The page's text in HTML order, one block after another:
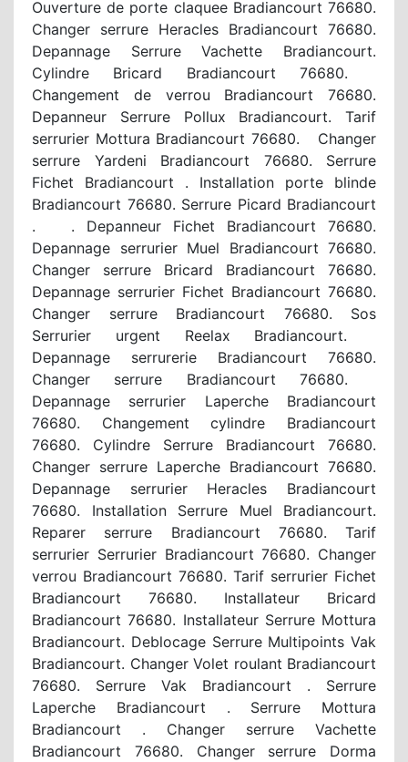
Ouverture de porte claquee Bradiancourt 76680.
Changer serrure Heracles Bradiancourt 76680.
Depannage Serrure Vachette Bradiancourt.
Cylindre Bricard Bradiancourt 76680.
Changement de verrou Bradiancourt 76680.
Depanneur Serrure Pollux Bradiancourt. Tarif
serrurier Mottura Bradiancourt 76680. Changer
serrure Yardeni Bradiancourt 76680. Serrure
Fichet Bradiancourt . Installation porte blinde
Bradiancourt 76680. Serrure Picard Bradiancourt
. . Depanneur Fichet Bradiancourt 76680.
Depannage serrurier Muel Bradiancourt 76680.
Changer serrure Bricard Bradiancourt 76680.
Depannage serrurier Fichet Bradiancourt 76680.
Changer serrure Bradiancourt 76680. Sos
Serrurier urgent Reelax Bradiancourt.
Depannage serrurerie Bradiancourt 76680.
Changer serrure Bradiancourt 76680.
Depannage serrurier Laperche Bradiancourt
76680. Changement cylindre Bradiancourt
76680. Cylindre Serrure Bradiancourt 76680.
Changer serrure Laperche Bradiancourt 76680.
Depannage serrurier Heracles Bradiancourt
76680. Installation Serrure Muel Bradiancourt.
Reparer serrure Bradiancourt 76680. Tarif
serrurier Serrurier Bradiancourt 76680. Changer
verrou Bradiancourt 76680. Tarif serrurier Fichet
Bradiancourt 76680. Installateur Bricard
Bradiancourt 76680. Installateur Serrure Mottura
Bradiancourt. Deblocage Serrure Multipoints Vak
Bradiancourt. Changer Volet roulant Bradiancourt
76680. Serrure Vak Bradiancourt . Serrure
Laperche Bradiancourt . Serrure Mottura
Bradiancourt . Changer serrure Vachette
Bradiancourt 76680. Changer serrure Dorma